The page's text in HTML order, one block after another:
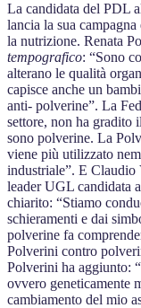
La candidata del PDL
lancia la sua
la nutrizione. Renata
tempografico: “Sono
alterano le qualità
capisce anche un
anti- polverine”. La
settore, non ha
sono polverine. La
viene più utilizzato
industriale”. E Claudio
leader UGL candidata
chiarito: “Stiamo
schieramenti e dai
polverine fa
Polverini contro
Polverini ha aggiunto:
ovvero geneticamente
cambiamento del mio